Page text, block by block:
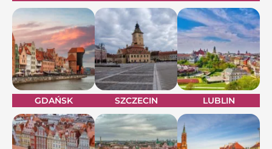
GDAŃSK SZCZECIN LUBLIN